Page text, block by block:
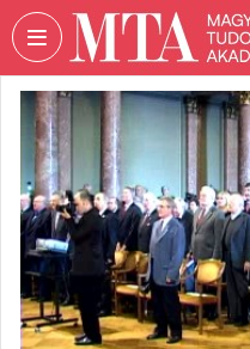
Fejléc kihagyása Menü kihagyása
VIDEOTORIUM
MAGYAR
TUDOMÁNYOS
AKADÉMIA
Intézményi kezdőlap
Bejelentkezés